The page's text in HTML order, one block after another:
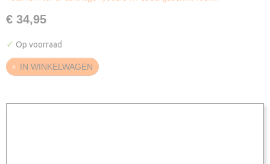
€ 34,95
✓ Op voorraad
IN WINKELWAGEN